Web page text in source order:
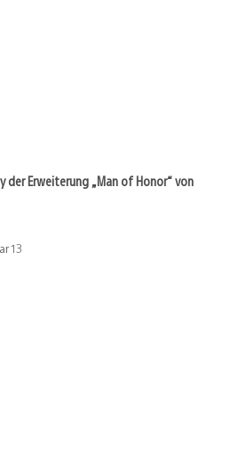
der Erweiterung „Man of Honor“ von
13